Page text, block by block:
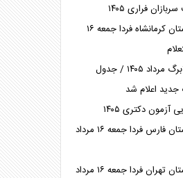
فراری ۱۴۰۵
جدول قطعی برق استان کرمانشاه فردا جمعه ۱۶
تغییر زمان واریز کالابرگ مرداد ۱۴۰۵ / جدول
جدید اعلام شد
آزمون دکتری ۱۴۰۵
جدول قطعی برق استان فارس فردا جمعه ۱۶ مرداد
جدول قطعی برق استان تهران فردا جمعه ۱۶ مرداد